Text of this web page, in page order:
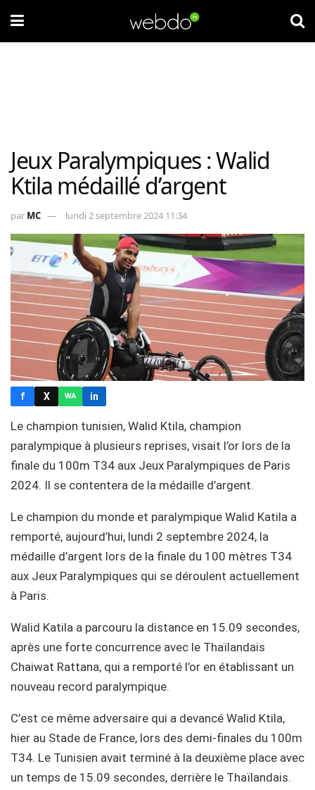
Jeux Paralympiques : Walid
Ktila médaillé d’argent
par MC lundi 2 septembre 2024 11:34
f X WA in
Le champion tunisien, Walid Ktila, champion
paralympique à plusieurs reprises, visait l’or lors de la
finale du 100m T34 aux Jeux Paralympiques de Paris
2024. Il se contentera de la médaille d’argent.
Le champion du monde et paralympique Walid Katila a
remporté, aujourd’hui, lundi 2 septembre 2024, la
médaille d’argent lors de la finale du 100 mètres T34
aux Jeux Paralympiques qui se déroulent actuellement
à Paris.
Walid Katila a parcouru la distance en 15.09 secondes,
après une forte concurrence avec le Thaïlandais
Chaiwat Rattana, qui a remporté l’or en établissant un
nouveau record paralympique.
C’est ce même adversaire qui a devancé Walid Ktila,
hier au Stade de France, lors des demi-finales du 100m
T34. Le Tunisien avait terminé à la deuxième place avec
un temps de 15.09 secondes, derrière le Thaïlandais.